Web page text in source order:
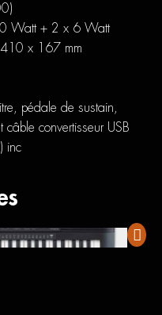
Watt + 2 x 6 Watt
410 x 167 mm
pédale de sustain,
câble convertisseur USB
inc